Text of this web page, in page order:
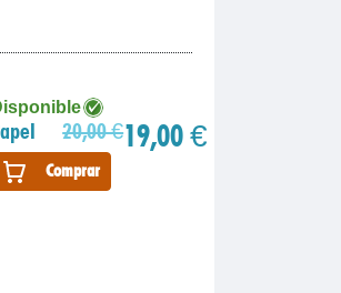
20,00 €19,00 €
Comprar